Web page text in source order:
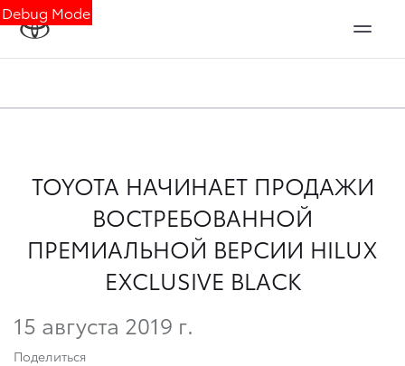
Debug Mode
TOYOTA НАЧИНАЕТ ПРОДАЖИ
ВОСТРЕБОВАННОЙ
ПРЕМИАЛЬНОЙ ВЕРСИИ HILUX
EXCLUSIVE BLACK
15 августа 2019 г.
Поделиться